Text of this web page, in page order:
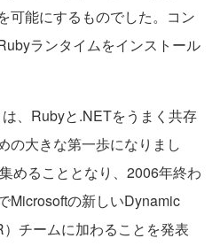
可能にするものでした。コン
ランタイムをインストール
、Rubyと.NETをうまく共存
の大きな第一歩になりまし
めることとなり、2006年終わ
Microsoftの新しいDynamic
チームに加わることを発表